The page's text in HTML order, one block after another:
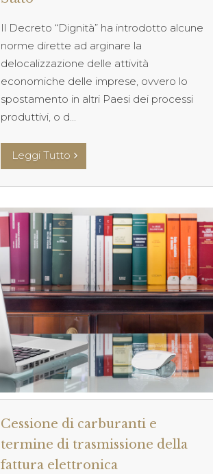
Il Decreto “Dignità” ha introdotto alcune
norme dirette ad arginare la
delocalizzazione delle attività
economiche delle imprese, ovvero lo
spostamento in altri Paesi dei processi
produttivi, o d...
Leggi Tutto
Cessione di carburanti e
termine di trasmissione della
fattura elettronica